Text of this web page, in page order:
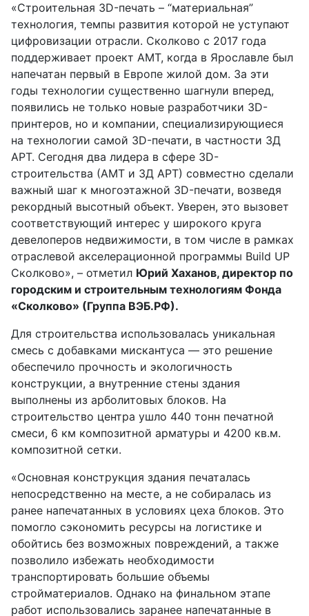
«Строительная 3D-печать – “материальная”
технология, темпы развития которой не уступают
цифровизации отрасли. Сколково с 2017 года
поддерживает проект АМТ, когда в Ярославле был
напечатан первый в Европе жилой дом. За эти
годы технологии существенно шагнули вперед,
появились не только новые разработчики 3D-
принтеров, но и компании, специализирующиеся
на технологии самой 3D-печати, в частности 3Д
АРТ. Сегодня два лидера в сфере 3D-
строительства (АМТ и 3Д АРТ) совместно сделали
важный шаг к многоэтажной 3D-печати, возведя
рекордный высотный объект. Уверен, это вызовет
соответствующий интерес у широкого круга
девелоперов недвижимости, в том числе в рамках
отраслевой акселерационной программы Build UP
Сколково», – отметил Юрий Хаханов, директор по
городским и строительным технологиям Фонда
«Сколково» (Группа ВЭБ.РФ).
Для строительства использовалась уникальная
смесь с добавками мискантуса — это решение
обеспечило прочность и экологичность
конструкции, а внутренние стены здания
выполнены из арболитовых блоков. На
строительство центра ушло 440 тонн печатной
смеси, 6 км композитной арматуры и 4200 кв.м.
композитной сетки.
«Основная конструкция здания печаталась
непосредственно на месте, а не собиралась из
ранее напечатанных в условиях цеха блоков. Это
помогло сэкономить ресурсы на логистике и
обойтись без возможных повреждений, а также
позволило избежать необходимости
транспортировать большие объемы
стройматериалов. Однако на финальном этапе
работ использовались заранее напечатанные в